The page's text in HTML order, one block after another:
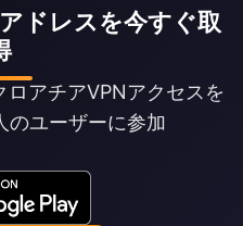
ドレスを今すぐ取
アチアVPNアクセスを
のユーザーに参加